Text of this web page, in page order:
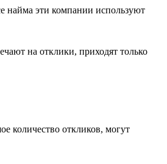
найма эти компании используют
на отклики, приходят только
количество откликов, могут